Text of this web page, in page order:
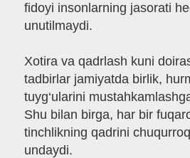
fidoyi insonlarning jasorati
unutilmaydi.
Xotira va qadrlash kuni
tadbirlar jamiyatda birlik,
tuyg‘ularini
Shu bilan birga, har bir
tinchlikning qadrini
undaydi.